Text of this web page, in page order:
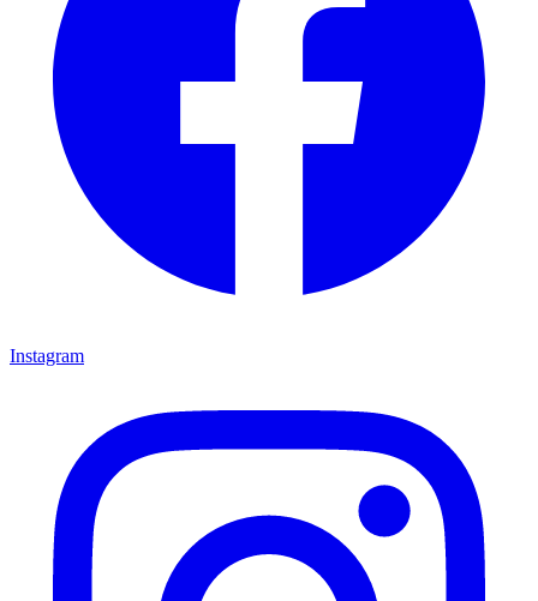
Instagram